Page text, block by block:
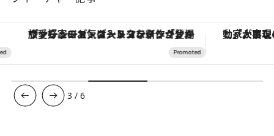
ヴァシュロン・コンスタンタン「オーヴァーシーズ・オートマティック」。旅愛好家のお気に入りコレクションから、ジェンダーレスな新作が登場
3 /6